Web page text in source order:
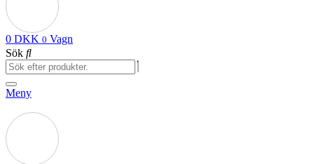
0 DKK 0 Vagn
Sök
Meny